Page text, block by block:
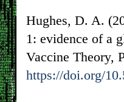
Hughes, D. A.
1: evidence of a
Vaccine Theory,
https://doi.org/